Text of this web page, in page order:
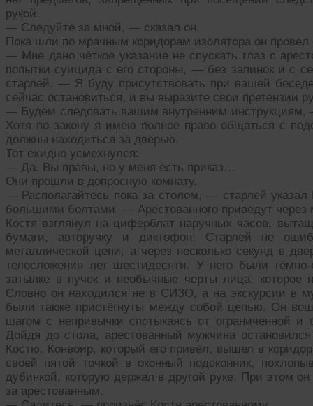
рукой.
— Следуйте за мной, — сказал он.
Пока шли по мрачным коридорам изолятора он
— Мне дано чёткое указание не спускать глаз с
попытки суицида с его стороны, — без запинок и с
старлей. — Я буду присутствовать при вашей
сейчас остановиться, и вы выразите свои претензии
— Будем следовать вашим внутренним инструкциям,
Хотя по закону я имею полное право общаться с
должны находиться за дверью.
Тот ехидно усмехнулся:
— Да. Вы правы, но у меня есть приказ…
Они прошли в допросную комнату.
— Располагайтесь пока за столом, — старлей указал
большими болтами. — Арестованного приведут через
Костя взглянул на циферблат наручных часов,
бумаги, авторучку и диктофон. Старлей не
металлической цепи, а через несколько секунд в
телосложения лет шестидесяти. У него были
затылке в пучок и необычные черты лица, которое
Словно он находился не в СИЗО, а на экскурсии в
были также пристёгнуты между собой цепью. Он
шагом с непривычки спотыкаясь от ограниченной
Дойдя до стола, арестованный мужчина
Костю. Конвоир, который его привёл, вышел в
своей пятой точкой в оконный подоконник,
дубинкой, которую держал в другой руке. При этом
за арестованным.